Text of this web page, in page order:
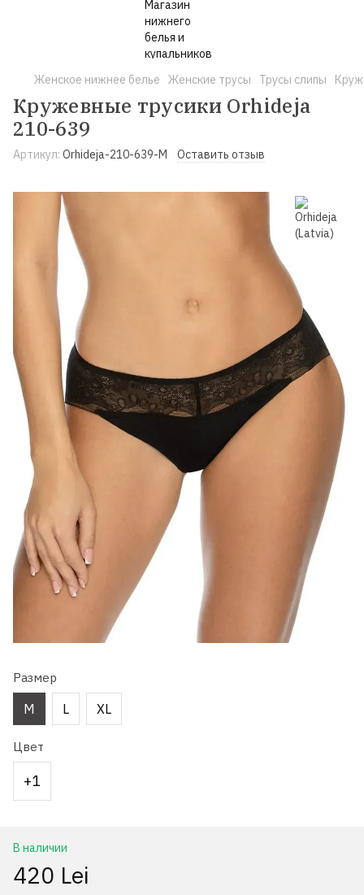
Женское нижнее белье Женские трусы Трусы слипы
Кружевные трусики Orhideja
210-639
Артикул: Orhideja-210-639-M Оставить отзыв
Размер
M L XL
Цвет
+1
В наличии
420 Lei